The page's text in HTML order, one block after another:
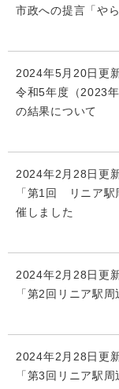
市政への提言「や
2024年5月20日更
令和5年度（2023
の結果について
2024年2月28日更
「第1回 リニア駅
催しました
2024年2月28日更
「第2回リニア駅
2024年2月28日更
「第3回リニア駅